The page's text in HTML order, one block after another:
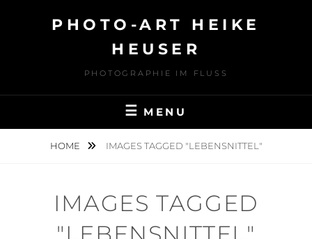
PHOTO-ART HEIKE
HEUSER
PHOTOGRAPHIE IM FLUSS
MENU
HOME IMAGES TAGGED "LEBENSNITTEL"
IMAGES TAGGED